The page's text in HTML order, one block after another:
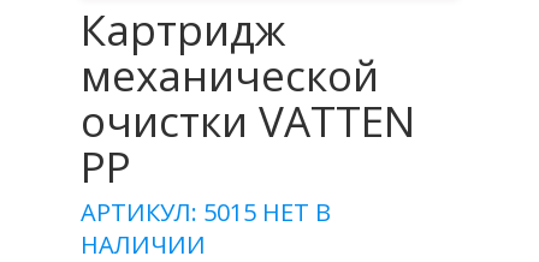
Картридж
механической
очистки VATTEN
PP
АРТИКУЛ: 5015 НЕТ В
НАЛИЧИИ